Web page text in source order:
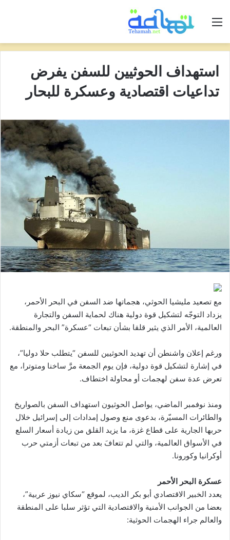
القائمة
استهداف الحوثيين للسفن يفرض
تداعيات اقتصادية وعسكرة للبحار
مع تصعيد مليشيا الحوثي، هجماتها ضد السفن في البحر الأحمر،
يزداد التوجّه لتشكيل قوة دولية هناك لحماية السفن والتجارة
العالمية، الأمر الذي يثير قلقا بشأن تبعات “عسكرة” البحر والمنطقة.
ورغم إعلان واشنطن أن تهديد الحوثيين للسفن “يتطلب حلا دوليا”،
في إشارة لتشكيل قوة دولية، فإن يوم الجمعة مرَّ ساخنا ومتوترا، مع
تعرض عدة سفن لهجمات أو محاولة اختطاف.
ومنذ نوفمبر الماضي، يواصل الحوثيون استهداف السفن بالصواريخ
والطائرات المسيّرة، بدعوى منع وصول إمدادات إلى إسرائيل خلال
حربها الجارية على قطاع غزة، ما يزيد القلق من زيادة أسعار السلع
في الأسواق العالمية، والتي لم تتعافَ بعد من تبعات أزمتي حرب
أوكرانيا وكورونا.
عسكرة البحر الأحمر
يعدد الخبير الاقتصادي أبو بكر الديب، لموقع “سكاي نيوز عربية”،
بعضا من الجوانب الأمنية والاقتصادية التي تؤثر سلبا على المنطقة
والعالم جراء الهجمات الحوثية: